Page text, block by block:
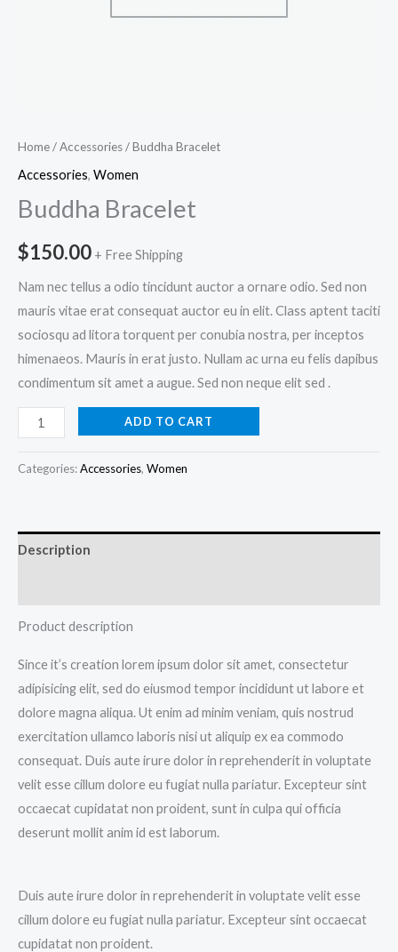
Home/Accessories/ Buddha Bracelet
Accessories, Women
Buddha Bracelet
$150.00 + Free Shipping
Nam nec tellus a odio tincidunt auctor a ornare odio. Sed non
mauris vitae erat consequat auctor eu in elit. Class aptent taciti
sociosqu ad litora torquent per conubia nostra, per inceptos
himenaeos. Mauris in erat justo. Nullam ac urna eu felis dapibus
condimentum sit amet a augue. Sed non neque elit sed .
ADD TO CART
Categories:Accessories, Women
Description
Product description
Since it’s creation lorem ipsum dolor sit amet, consectetur
adipisicing elit, sed do eiusmod tempor incididunt ut labore et
dolore magna aliqua. Ut enim ad minim veniam, quis nostrud
exercitation ullamco laboris nisi ut aliquip ex ea commodo
consequat. Duis aute irure dolor in reprehenderit in voluptate
velit esse cillum dolore eu fugiat nulla pariatur. Excepteur sint
occaecat cupidatat non proident, sunt in culpa qui officia
deserunt mollit anim id est laborum.
Duis aute irure dolor in reprehenderit in voluptate velit esse
cillum dolore eu fugiat nulla pariatur. Excepteur sint occaecat
cupidatat non proident.